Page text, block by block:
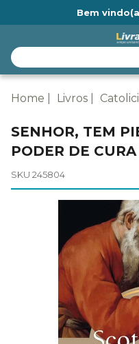
Bem
Home Livros
SENHOR, TEM
PODER DE
SKU 245804